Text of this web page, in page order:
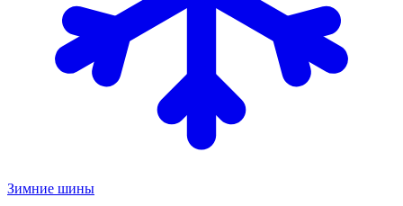
Зимние шины